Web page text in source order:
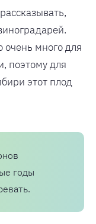
много для
поэтому для
этот плод
годы